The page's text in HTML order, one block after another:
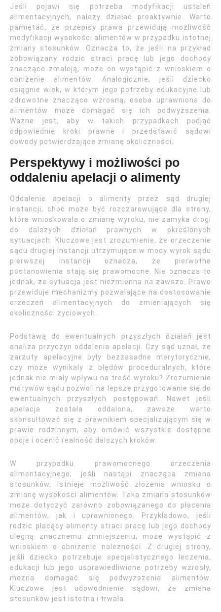
Jeśli pojawi się potrzeba modyfikacji ustaleń
alimentacyjnych, należy działać proaktywnie. Warto
pamiętać, że przepisy prawa przewidują możliwość
modyfikacji wysokości alimentów w przypadku istotnej
zmiany stosunków. Oznacza to, że jeśli na przykład
zobowiązany rodzic straci pracę lub jego dochody
znacząco zmaleją, może on wystąpić z wnioskiem o
obniżenie alimentów. Analogicznie, jeśli dziecko
osiągnie wiek, w którym jego potrzeby edukacyjne lub
zdrowotne znacząco wzrosną, osoba uprawniona do
alimentów może domagać się ich podwyższenia.
Ważne jest, aby w takich przypadkach podjąć
odpowiednie kroki prawne i przedstawić sądowi
dowody potwierdzające zmianę okoliczności.
Perspektywy i możliwości po
oddaleniu apelacji o alimenty
Oddalenie apelacji o alimenty przez sąd drugiej
instancji, choć może być rozczarowujące dla strony,
która wnioskowała o zmianę wyroku, nie zamyka drogi
do dalszych działań prawnych w określonych
sytuacjach. Kluczowe jest zrozumienie, że orzeczenie
sądu drugiej instancji utrzymujące w mocy wyrok sądu
pierwszej instancji oznacza, że pierwotne
postanowienia stają się prawomocne. Nie oznacza to
jednak, że sytuacja jest niezmienna na zawsze. Prawo
przewiduje mechanizmy pozwalające na dostosowanie
orzeczeń alimentacyjnych do zmieniających się
okoliczności życiowych.
Podstawą do ewentualnych przyszłych działań jest
analiza przyczyn oddalenia apelacji. Czy sąd uznał, że
zarzuty apelacyjne były bezzasadne merytorycznie,
czy może wynikały z błędów proceduralnych, które
jednak nie miały wpływu na treść wyroku? Zrozumienie
motywów sądu pozwoli na lepsze przygotowanie się do
ewentualnych przyszłych postępowań. Nawet jeśli
apelacja została oddalona, zawsze warto
skonsultować się z prawnikiem specjalizującym się w
prawie rodzinnym, aby omówić wszystkie dostępne
opcje i ocenić realność dalszych kroków.
W przypadku prawomocnego orzeczenia
alimentacyjnego, jeśli nastąpi znacząca zmiana
stosunków, istnieje możliwość złożenia wniosku o
zmianę wysokości alimentów. Taka zmiana stosunków
może dotyczyć zarówno zobowiązanego do płacenia
alimentów, jak i uprawnionego. Przykładowo, jeśli
rodzic płacący alimenty straci pracę lub jego dochody
ulegną znacznemu zmniejszeniu, może wystąpić z
wnioskiem o obniżenie należności. Z drugiej strony,
jeśli dziecko potrzebuje specjalistycznego leczenia,
edukacji lub jego usprawiedliwione potrzeby wzrosły,
można domagać się podwyższenia alimentów.
Kluczowe jest udowodnienie sądowi, że zmiana
stosunków jest istotna i trwała.